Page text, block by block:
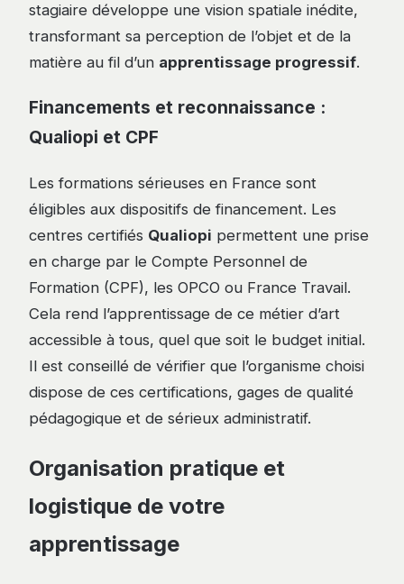
stagiaire développe une vision spatiale inédite,
transformant sa perception de l’objet et de la
matière au fil d’un apprentissage progressif.
Financements et reconnaissance :
Qualiopi et CPF
Les formations sérieuses en France sont
éligibles aux dispositifs de financement. Les
centres certifiés Qualiopi permettent une prise
en charge par le Compte Personnel de
Formation (CPF), les OPCO ou France Travail.
Cela rend l’apprentissage de ce métier d’art
accessible à tous, quel que soit le budget initial.
Il est conseillé de vérifier que l’organisme choisi
dispose de ces certifications, gages de qualité
pédagogique et de sérieux administratif.
Organisation pratique et
logistique de votre
apprentissage